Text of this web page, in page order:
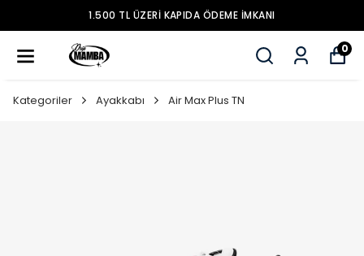
1.500 TL ÜZERİ KAPIDA ÖDEME İMKANI
0
Kategoriler Ayakkabı Air Max Plus TN